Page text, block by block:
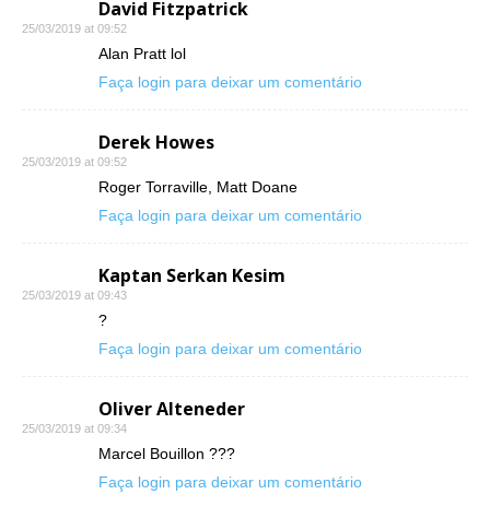
David Fitzpatrick
25/03/2019 at 09:52
Alan Pratt lol
Faça login para deixar um comentário
Derek Howes
25/03/2019 at 09:52
Roger Torraville, Matt Doane
Faça login para deixar um comentário
Kaptan Serkan Kesim
25/03/2019 at 09:43
?
Faça login para deixar um comentário
Oliver Alteneder
25/03/2019 at 09:34
Marcel Bouillon ???
Faça login para deixar um comentário